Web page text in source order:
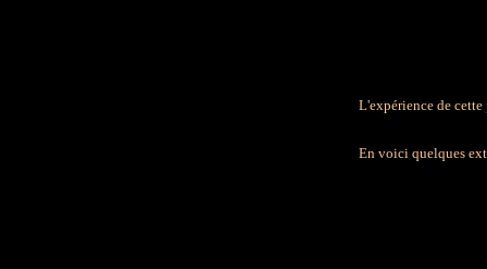
L'expérience de
En voici quelques